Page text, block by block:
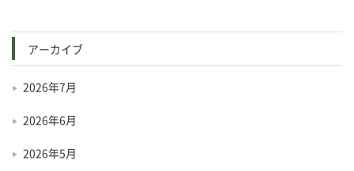
アーカイブ
2026年7月
2026年6月
2026年5月